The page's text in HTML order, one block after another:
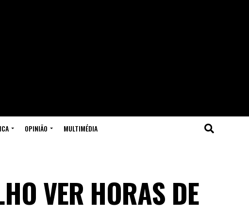
OPINIÃO MULTIMÉDIA
VER HORAS DE